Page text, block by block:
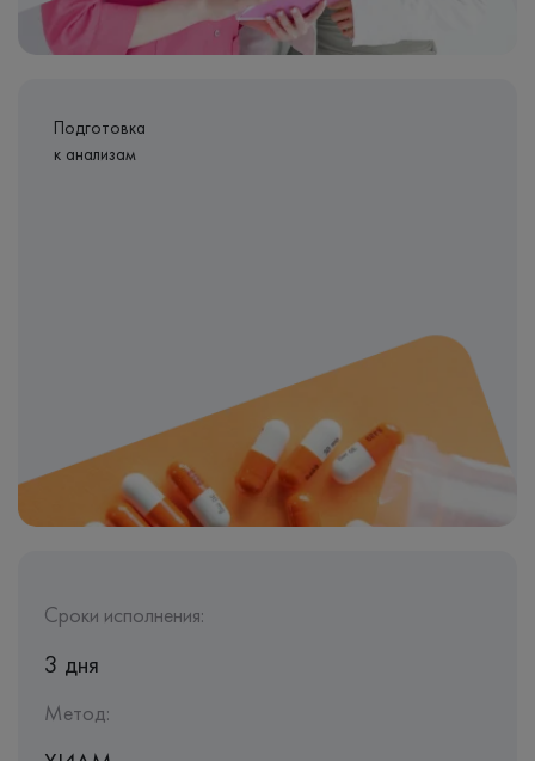
Подготовка
к анализам
Сроки исполнения:
3 дня
Метод: